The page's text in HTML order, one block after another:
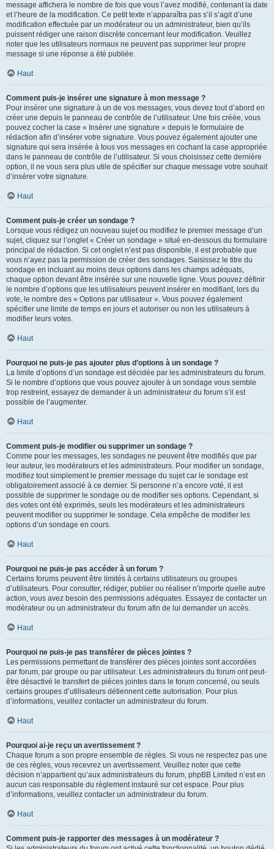
message affichera le nombre de fois que vous l’avez modifié, contenant la date
et l’heure de la modification. Ce petit texte n’apparaîtra pas s’il s’agit d’une
modification effectuée par un modérateur ou un administrateur, bien qu’ils
puissent rédiger une raison discrète concernant leur modification. Veuillez
noter que les utilisateurs normaux ne peuvent pas supprimer leur propre
message si une réponse a été publiée.
Haut
Comment puis-je insérer une signature à mon message ?
Pour insérer une signature à un de vos messages, vous devez tout d’abord en
créer une depuis le panneau de contrôle de l’utilisateur. Une fois créée, vous
pouvez cocher la case « Insérer une signature » depuis le formulaire de
rédaction afin d’insérer votre signature. Vous pouvez également ajouter une
signature qui sera insérée à tous vos messages en cochant la case appropriée
dans le panneau de contrôle de l’utilisateur. Si vous choisissez cette dernière
option, il ne vous sera plus utile de spécifier sur chaque message votre souhait
d’insérer votre signature.
Haut
Comment puis-je créer un sondage ?
Lorsque vous rédigez un nouveau sujet ou modifiez le premier message d’un
sujet, cliquez sur l’onglet « Créer un sondage » situé en-dessous du formulaire
principal de rédaction. Si cet onglet n’est pas disponible, il est probable que
vous n’ayez pas la permission de créer des sondages. Saisissez le titre du
sondage en incluant au moins deux options dans les champs adéquats,
chaque option devant être insérée sur une nouvelle ligne. Vous pouvez définir
le nombre d’options que les utilisateurs peuvent insérer en modifiant, lors du
vote, le nombre des « Options par utilisateur ». Vous pouvez également
spécifier une limite de temps en jours et autoriser ou non les utilisateurs à
modifier leurs votes.
Haut
Pourquoi ne puis-je pas ajouter plus d’options à un sondage ?
La limite d’options d’un sondage est décidée par les administrateurs du forum.
Si le nombre d’options que vous pouvez ajouter à un sondage vous semble
trop restreint, essayez de demander à un administrateur du forum s’il est
possible de l’augmenter.
Haut
Comment puis-je modifier ou supprimer un sondage ?
Comme pour les messages, les sondages ne peuvent être modifiés que par
leur auteur, les modérateurs et les administrateurs. Pour modifier un sondage,
modifiez tout simplement le premier message du sujet car le sondage est
obligatoirement associé à ce dernier. Si personne n’a encore voté, il est
possible de supprimer le sondage ou de modifier ses options. Cependant, si
des votes ont été exprimés, seuls les modérateurs et les administrateurs
peuvent modifier ou supprimer le sondage. Cela empêche de modifier les
options d’un sondage en cours.
Haut
Pourquoi ne puis-je pas accéder à un forum ?
Certains forums peuvent être limités à certains utilisateurs ou groupes
d’utilisateurs. Pour consulter, rédiger, publier ou réaliser n’importe quelle autre
action, vous avez besoin des permissions adéquates. Essayez de contacter un
modérateur ou un administrateur du forum afin de lui demander un accès.
Haut
Pourquoi ne puis-je pas transférer de pièces jointes ?
Les permissions permettant de transférer des pièces jointes sont accordées
par forum, par groupe ou par utilisateur. Les administrateurs du forum ont peut-
être désactivé le transfert de pièces jointes dans le forum concerné, ou seuls
certains groupes d’utilisateurs détiennent cette autorisation. Pour plus
d’informations, veuillez contacter un administrateur du forum.
Haut
Pourquoi ai-je reçu un avertissement ?
Chaque forum a son propre ensemble de règles. Si vous ne respectez pas une
de ces règles, vous recevrez un avertissement. Veuillez noter que cette
décision n’appartient qu’aux administrateurs du forum, phpBB Limited n’est en
aucun cas responsable du règlement instauré sur cet espace. Pour plus
d’informations, veuillez contacter un administrateur du forum.
Haut
Comment puis-je rapporter des messages à un modérateur ?